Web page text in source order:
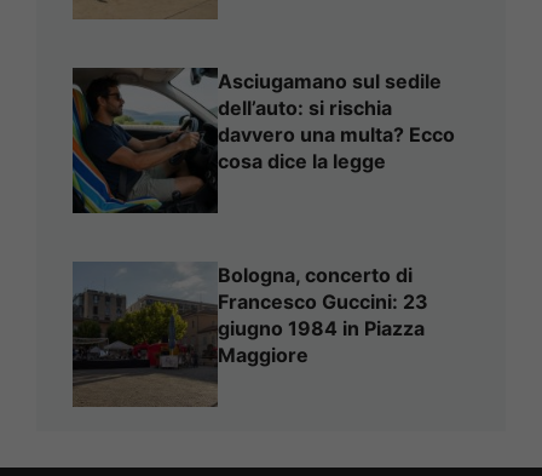
Asciugamano sul sedile
dell’auto: si rischia
davvero una multa? Ecco
cosa dice la legge
Bologna, concerto di
Francesco Guccini: 23
giugno 1984 in Piazza
Maggiore